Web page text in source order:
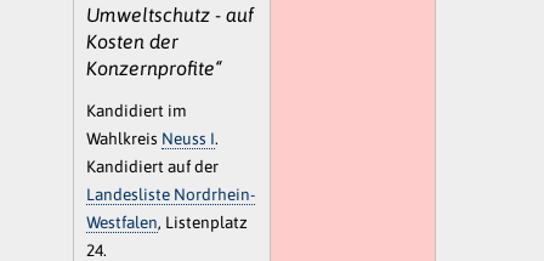
Umweltschutz - auf
Kosten der
Konzernprofite“
Kandidiert im
Wahlkreis Neuss I.
Kandidiert auf der
Landesliste Nordrhein-
Westfalen, Listenplatz
24.